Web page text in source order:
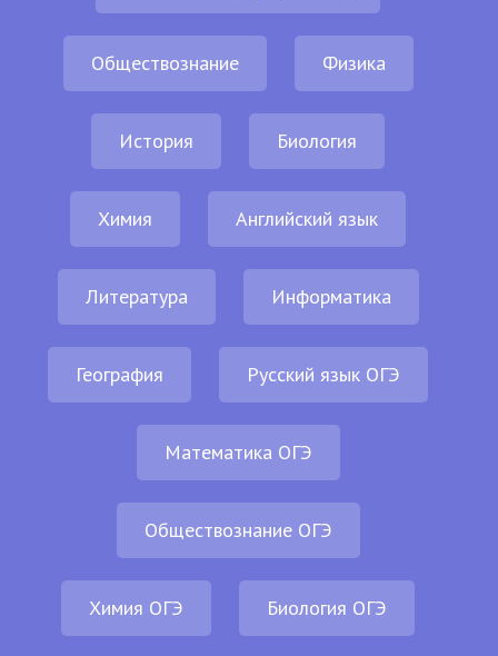
Обществознание Физика
История Биология
Химия Английский язык
Литература Информатика
География Русский язык ОГЭ
Математика ОГЭ
Обществознание ОГЭ
Химия ОГЭ Биология ОГЭ